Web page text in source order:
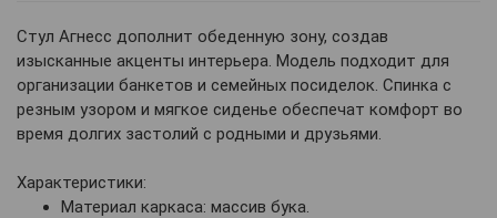
Стул Агнесс дополнит обеденную зону, создав
изысканные акценты интерьера. Модель подходит для
организации банкетов и семейных посиделок. Спинка с
резным узором и мягкое сиденье обеспечат комфорт во
время долгих застолий с родными и друзьями.
Характеристики:
Материал каркаса: массив бука.